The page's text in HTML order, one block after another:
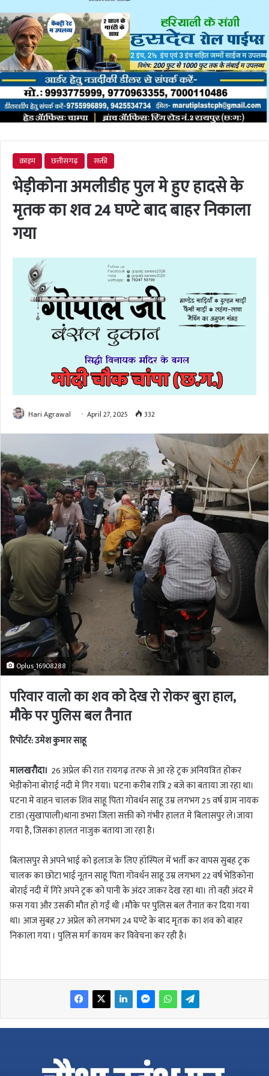
क्राइम छत्तीसगढ़ सक्ती
भेड़ीकोना अमलीडीह पुल मे हुए हादसे के
मृतक का शव 24 घण्टे बाद बाहर निकाला
गया
Hari Agrawal April 27, 2025 332
Oplus_16908288
परिवार वालो का शव को देख रो रोकर बुरा हाल,
मौके पर पुलिस बल तैनात
रिपोर्टर: उमेश कुमार साहू
मालखरौदा। 26 अप्रेल की रात रायगढ़ तरफ से आ रहे ट्रक अनियत्रित होकर
भेड़ीकोना बोराई नदी मे गिर गया। घटना करीब रात्रि 2 बजे का बताया जा रहा था।
घटना मे वाहन चालक शिव साहू पिता गोवर्धन साहू उम्र लगभग 25 वर्ष ग्राम नायक
टाडा (सुखापाली)थाना डभरा जिला सक्ती को गंभीर हालत मे बिलासपुर ले।जाया
गया है, जिसका हालत नाजुक बताया जा रहा है।
बिलासपुर से अपने भाई को इलाज के लिए हॉस्पिल में भर्ती कर वापस सुबह ट्रक
चालक का छोटा भाई नूतन साहू पिता गोवर्धन साहू उम्र लगभग 22 वर्ष भेडिकोना
बोराई नदी में गिरे अपने ट्रक को पानी के अंदर जाकर देख रहा था। तो वही अंदर मे
फ़स गया और उसकी मौत हो गईं थी ।मौके पर पुलिस बल तैनात कर दिया गया
था। आज सुबह 27 अप्रेल को लगभग 24 घण्टे के बाद मृतक का शव को बाहर
निकाला गया । पुलिस मर्ग कायम कर विवेचना कर रही है।